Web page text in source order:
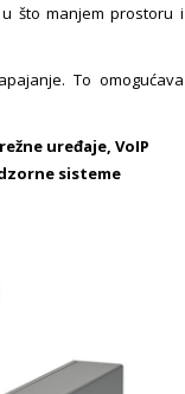
što manjem prostoru i
To omogućava
uređaje, VoIP
sisteme